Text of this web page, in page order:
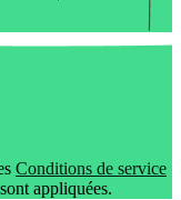
Conditions de service
appliquées.